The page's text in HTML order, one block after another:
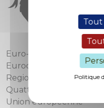
Politique
Euro-Métropole de
Eurodépartement de
Region Grand Est
Quattropole
Union européenne